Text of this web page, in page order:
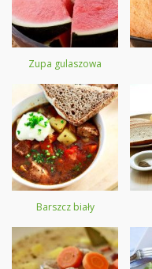
Zupa gulaszowa
Barszcz biały